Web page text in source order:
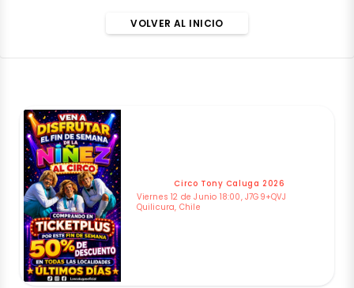
VOLVER AL INICIO
Circo Tony Caluga 2026
Viernes 12 de Junio 18:00, J7G9+QVJ
Quilicura, Chile